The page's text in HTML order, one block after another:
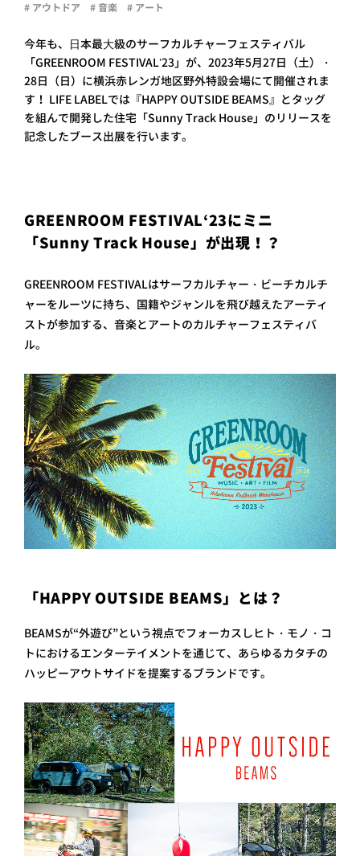
会社概
要
企業の
採用情
報
# アウトドア # 音楽 # アート
今年も、⽇本最⼤級のサーフカルチャーフェスティバル
「GREENROOM FESTIVALʼ23」が、2023年5月27日（土）・
28日（日）に横浜赤レンガ地区野外特設会場にて開催されま
す！ LIFE LABELでは『HAPPY OUTSIDE BEAMS』とタッグ
を組んで開発した住宅「Sunny Track House」のリリースを
記念したブース出展を行います。
GREENROOM FESTIVAL‘23にミニ
「Sunny Track House」が出現！？
GREENROOM FESTIVALはサーフカルチャー・ビーチカルチ
ャーをルーツに持ち、 国籍やジャンルを飛び越えたアーティ
ストが参加する、音楽とアートのカルチャーフェスティバ
ル。
「HAPPY OUTSIDE BEAMS」とは？
BEAMSが“外遊び”という視点でフォーカスしヒト・モノ・コ
トにおけるエンターテイメントを通じて、あらゆるカタチの
ハッピーアウトサイドを提案するブランドです。